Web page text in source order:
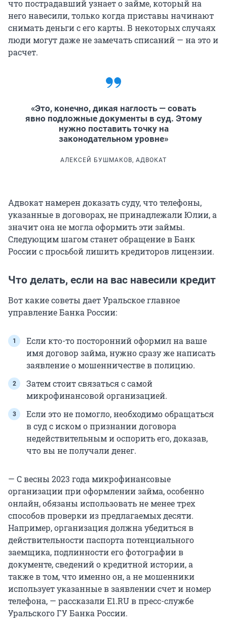
что пострадавший узнает о займе, который на
него навесили, только когда приставы начинают
снимать деньги с его карты. В некоторых случаях
люди могут даже не замечать списаний — на это и
расчет.
«Это, конечно, дикая наглость — совать
явно подложные документы в суд. Этому
нужно поставить точку на
законодательном уровне»
АЛЕКСЕЙ БУШМАКОВ, АДВОКАТ
Адвокат намерен доказать суду, что телефоны,
указанные в договорах, не принадлежали Юлии, а
значит она не могла оформить эти займы.
Следующим шагом станет обращение в Банк
России с просьбой лишить кредиторов лицензии.
Что делать, если на вас навесили кредит
Вот какие советы дает Уральское главное
управление Банка России:
Если кто-то посторонний оформил на ваше
имя договор займа, нужно сразу же написать
заявление о мошенничестве в полицию.
Затем стоит связаться с самой
микрофинансовой организацией.
Если это не помогло, необходимо обращаться
в суд с иском о признании договора
недействительным и оспорить его, доказав,
что вы не получали денег.
— С весны 2023 года микрофинансовые
организации при оформлении займа, особенно
онлайн, обязаны использовать не менее трех
способов проверки из предлагаемых десяти.
Например, организация должна убедиться в
действительности паспорта потенциального
заемщика, подлинности его фотографии в
документе, сведений о кредитной истории, а
также в том, что именно он, а не мошенники
использует указанные в заявлении счет и номер
телефона, — рассказали E1.RU в пресс-службе
Уральского ГУ Банка России.